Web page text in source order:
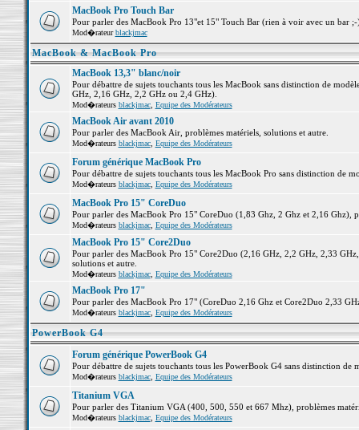
MacBook Pro Touch Bar
Pour parler des MacBook Pro 13"et 15" Touch Bar (rien à voir avec un bar
Mod�rateurblackjmac
MacBook & MacBook Pro
MacBook 13,3" blanc/noir
Pour débattre de sujets touchants tous les MacBook sans distinction de
GHz, 2,16 GHz, 2,2 GHz ou 2,4 GHz).
Mod�rateurs blackjmac, Equipe des Modérateurs
MacBook Air avant 2010
Pour parler des MacBook Air, problèmes matériels, solutions et autre.
Mod�rateurs blackjmac, Equipe des Modérateurs
Forum générique MacBook Pro
Pour débattre de sujets touchants tous les MacBook Pro sans distinction de
Mod�rateurs blackjmac, Equipe des Modérateurs
MacBook Pro 15" CoreDuo
Pour parler des MacBook Pro 15" CoreDuo (1,83 Ghz, 2 Ghz et 2,16 Ghz),
Mod�rateurs blackjmac, Equipe des Modérateurs
MacBook Pro 15" Core2Duo
Pour parler des MacBook Pro 15" Core2Duo (2,16 GHz, 2,2 GHz, 2,33
solutions et autre.
Mod�rateurs blackjmac, Equipe des Modérateurs
MacBook Pro 17"
Pour parler des MacBook Pro 17" (CoreDuo 2,16 Ghz et Core2Duo 2,33
Mod�rateurs blackjmac, Equipe des Modérateurs
PowerBook G4
Forum générique PowerBook G4
Pour débattre de sujets touchants tous les PowerBook G4 sans distinction de
Mod�rateurs blackjmac, Equipe des Modérateurs
Titanium VGA
Pour parler des Titanium VGA (400, 500, 550 et 667 Mhz), problèmes
Mod�rateurs blackjmac, Equipe des Modérateurs